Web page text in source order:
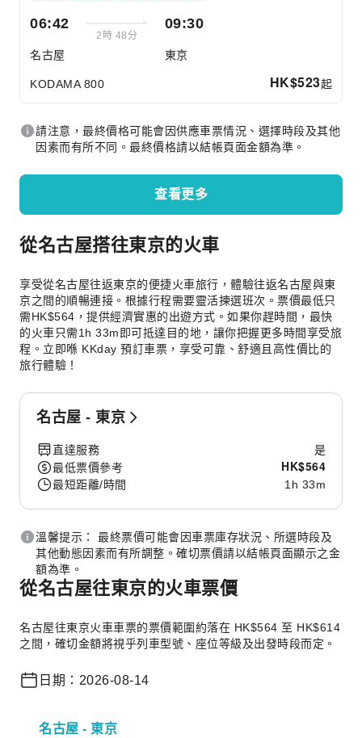
06:42
2時 48分
名古屋
09:30
東京
KODAMA 800 HK$523起
請注意，最終價格可能會因供應車票情況、選擇時段及其他
因素而有所不同。最終價格請以結帳頁面金額為準。
查看更多
從名古屋搭往東京的火車
享受從名古屋往返東京的便捷火車旅行，體驗往返名古屋與東
京之間的順暢連接。根據行程需要靈活揀選班次。票價最低只
需HK$564，提供經濟實惠的出遊方式。如果你趕時間，最快
的火車只需1h 33m即可抵達目的地，讓你把握更多時間享受旅
程。立即喺 KKday 預訂車票，享受可靠、舒適且高性價比的
旅行體驗！
名古屋 - 東京
直達服務
是
最低票價參考
HK$564
最短距離/時間 1h 33m
溫馨提示： 最終票價可能會因車票庫存狀況、所選時段及
其他動態因素而有所調整。確切票價請以結帳頁面顯示之金
額為準。
從名古屋往東京的火車票價
名古屋往東京火車車票的票價範圍約落在 HK$564 至 HK$614
之間，確切金額將視乎列車型號、座位等級及出發時段而定。
日期：2026-08-14
名古屋 - 東京